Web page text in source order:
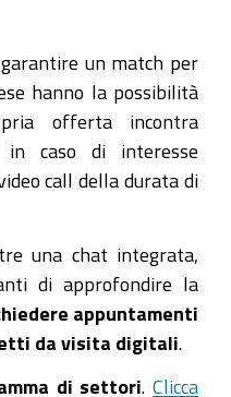
un match per
hanno la possibilità
offerta incontra
caso di interesse
call della durata di
una chat integrata,
di approfondire la
appuntamenti
da visita digitali
di settori .Clicca